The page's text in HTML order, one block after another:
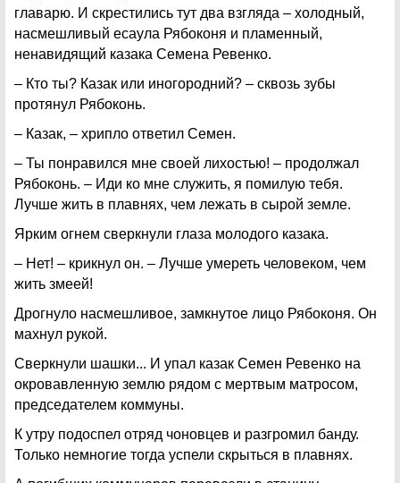
главарю. И скрестились тут два взгляда – холодный,
насмешливый есаула Рябоконя и пламенный,
ненавидящий казака Семена Ревенко.
– Кто ты? Казак или иногородний? – сквозь зубы
протянул Рябоконь.
– Казак, – хрипло ответил Семен.
– Ты понравился мне своей лихостью! – продолжал
Рябоконь. – Иди ко мне служить, я помилую тебя.
Лучше жить в плавнях, чем лежать в сырой земле.
Ярким огнем сверкнули глаза молодого казака.
– Нет! – крикнул он. – Лучше умереть человеком, чем
жить змеей!
Дрогнуло насмешливое, замкнутое лицо Рябоконя. Он
махнул рукой.
Сверкнули шашки... И упал казак Семен Ревенко на
окровавленную землю рядом с мертвым матросом,
председателем коммуны.
К утру подоспел отряд чоновцев и разгромил банду.
Только немногие тогда успели скрыться в плавнях.